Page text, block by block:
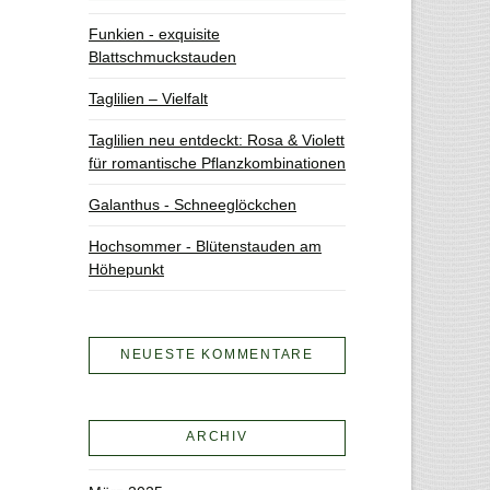
Funkien - exquisite
Blattschmuckstauden
Taglilien – Vielfalt
Taglilien neu entdeckt: Rosa & Violett
für romantische Pflanzkombinationen
Galanthus - Schneeglöckchen
Hochsommer - Blütenstauden am
Höhepunkt
NEUESTE KOMMENTARE
ARCHIV